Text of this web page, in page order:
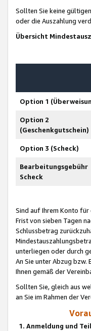
Sollten Sie keine
oder die Auszahlung
Übersicht
Option 1
Option 2
(Geschenkgutschein)
Option 3 (Scheck)
Bearbeitungsgebühr
Scheck
Sind auf Ihrem Konto für
Frist von sieben Tagen
Schlussbetrag
unterliegen oder durch
An Sie unter Abzug
Ihnen gemäß der
Sollten Sie, gleich aus
an Sie im Rahmen der
1. Anmeldung und